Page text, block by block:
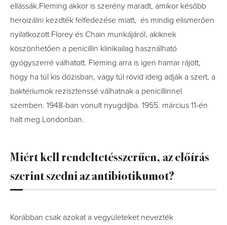
ellássák.Fleming akkor is szerény maradt, amikor később
heroizálni kezdték felfedezése miatt, és mindig elismerően
nyilatkozott Florey és Chain munkájáról, akiknek
köszönhetően a penicillin klinikailag használható
gyógyszerré válhatott. Fleming arra is igen hamar rájött,
hogy ha túl kis dózisban, vagy túl rövid ideig adják a szert, a
baktériumok rezisztenssé válhatnak a penicillinnel
szemben. 1948-ban vonult nyugdíjba. 1955. március 11-én
halt meg Londonban.
Miért kell rendeltetésszerűen, az előírás
szerint szedni az antibiotikumot?
Korábban csak azokat a vegyületeket nevezték